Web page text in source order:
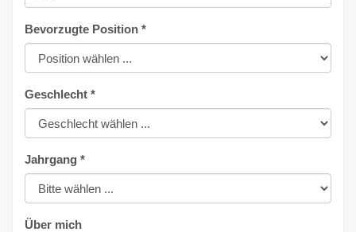
Bevorzugte Position *
Geschlecht *
Jahrgang *
Über mich